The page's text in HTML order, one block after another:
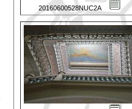
20160600528NUC2A